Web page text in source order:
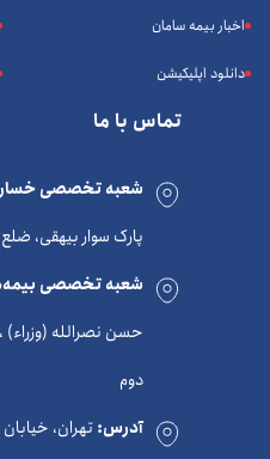
اخبار بیمه سامان
دانلود اپلیکیشن
تماس با ما
شعبه تخصصی
پارک سوار بیهقی،
شعبه تخصصی
دوم
آدرس:تهران،